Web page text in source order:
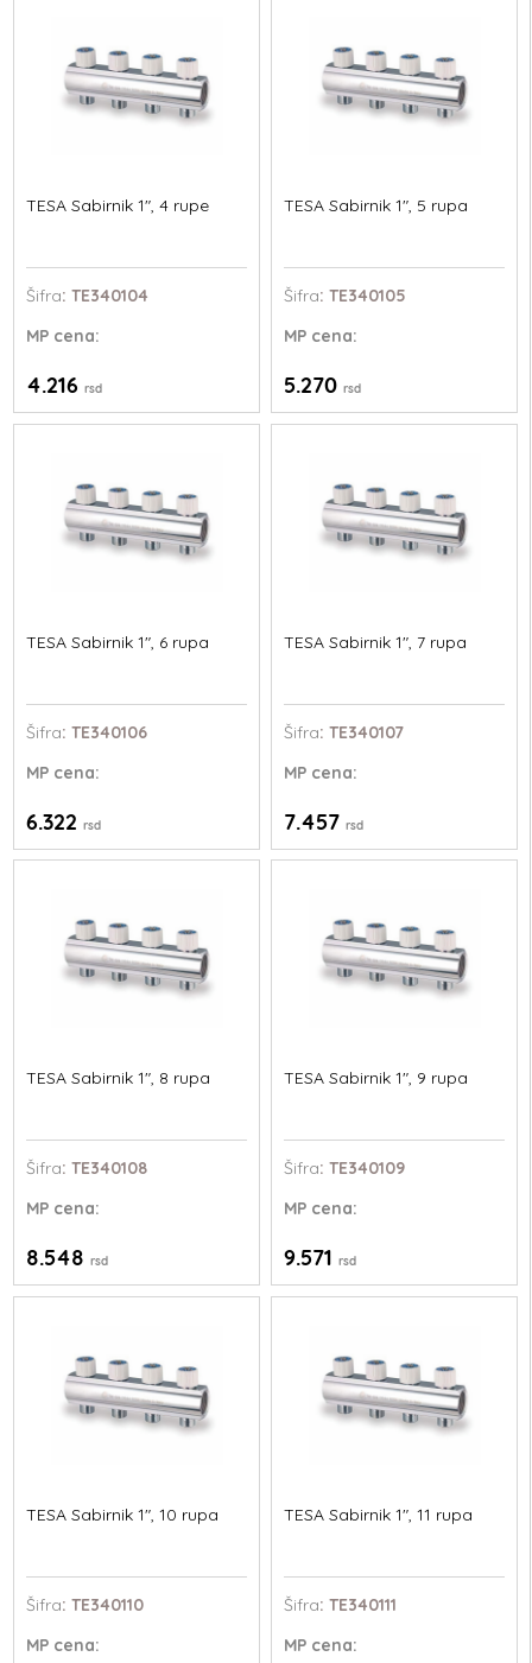
TESA Sabirnik 1", 4 rupe
Šifra: TE340104
MP cena:
4.216rsd
TESA Sabirnik 1", 5 rupa
Šifra: TE340105
MPcena:
5.270 rsd
TESA Sabirnik 1", 6 rupa
Šifra: TE340106
MP cena:
6.322rsd
TESA Sabirnik 1", 7 rupa
Šifra: TE340107
MPcena:
7.457 rsd
TESA Sabirnik 1", 8 rupa
Šifra: TE340108
MP cena:
8.548rsd
TESA Sabirnik 1", 9 rupa
Šifra: TE340109
MPcena:
9.571 rsd
TESA Sabirnik 1", 10 rupa
Šifra: TE340110
MP cena:
TESA Sabirnik 1", 11 rupa
Šifra: TE340111
MPcena: